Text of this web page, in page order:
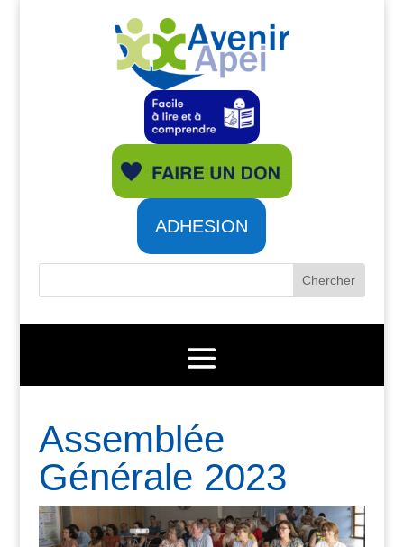
ADHESION
Assemblée
Générale 2023